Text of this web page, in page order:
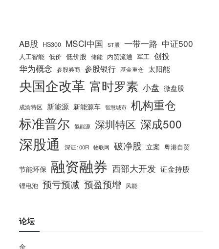
AB股 HS300 MSCI中国 ST股 一带一路 中证500
人工智能 低价 低价股 储能 内贸流通 军工 创投
华为概念 参股券商 参股银行 基金重仓 太阳能
央国企改革 富时罗素 小盘 微盘股
成渝特区 新能源 新能源车 智慧城市 机构重仓
标准普尔 氢能源 深圳特区 深成500
深股通 深证100R 物联网 破净股 立案 粤港自贸
节能环保 融资融券 西部大开发 证金持股
锂电池 预亏预减 预盈预增 风能
论坛
金